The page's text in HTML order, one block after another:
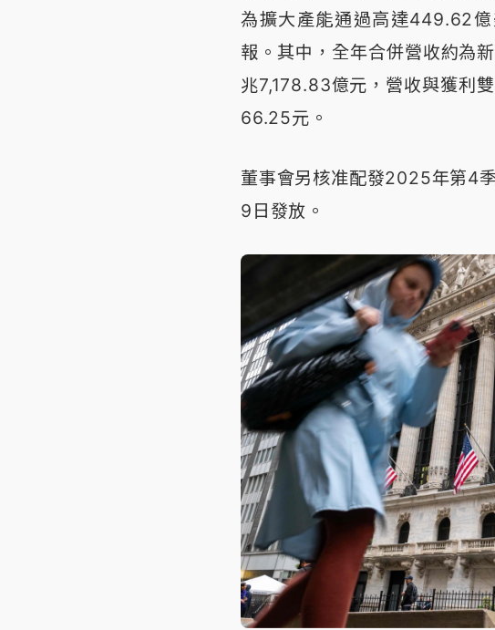
為擴大產能通過高達449.62
報。其中，全年合併營收約為
兆7,178.83億元，營收與獲利
66.25元。
董事會另核准配發2025年第4
9日發放。